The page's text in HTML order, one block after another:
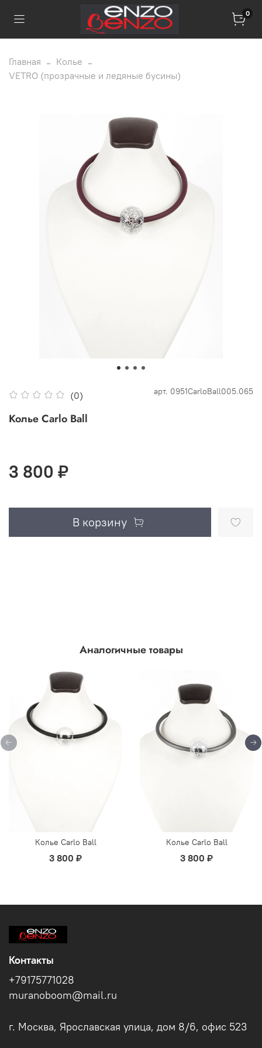
0
Главная
Колье
VETRO (прозрачные и ледяные бусины)
(0) арт. 0951CarloBall005.065
Колье Carlo Ball
3 800 ₽
В корзину
Аналогичные товары
Колье Carlo Ball
3 800 ₽
Колье Carlo Ball
3 800 ₽
Контакты
+79175771028
muranoboom@mail.ru
г. Москва, Ярославская улица, дом 8/6, офис 523